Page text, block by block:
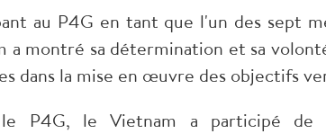
au P4G en tant que l'un des sept
a montré sa détermination et sa
dans la mise en œuvre des objectifs
P4G, le Vietnam a participé de